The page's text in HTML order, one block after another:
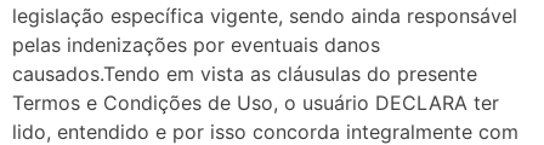
legislação específica vigente, sendo ainda responsável
pelas indenizações por eventuais danos
causados.Tendo em vista as cláusulas do presente
Termos e Condições de Uso, o usuário DECLARA ter
lido, entendido e por isso concorda integralmente com